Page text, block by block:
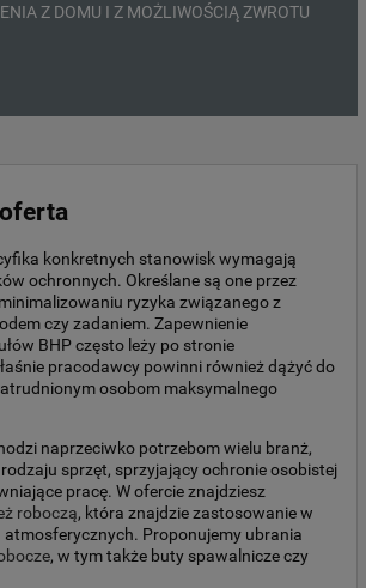
Z DOMU I Z MOŻLIWOŚCIĄ ZWROTU
konkretnych stanowisk wymagają
ochronnych. Określane są one przez
ryzyka związanego z
czy zadaniem. Zapewnienie
BHP często leży po stronie
pracodawcy powinni również dążyć do
osobom maksymalnego
naprzeciwko potrzebom wielu branż,
sprzęt, sprzyjający ochronie osobistej
pracę. W ofercie znajdziesz
roboczą, która znajdzie zastosowanie w
Proponujemy ubrania
, w tym także buty spawalnicze czy